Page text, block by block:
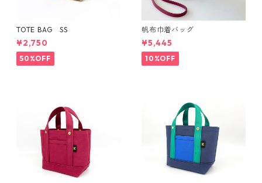
TOTE BAG SS
¥2,750
50%OFF
帆布巾着バッグ
¥5,445
10%OFF